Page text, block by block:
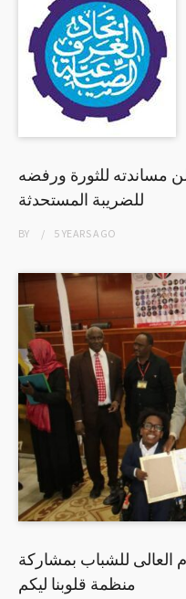
مساندته للثورة ورفضه
للضريبة المستحدثة
BY 5 YEARSAGO
العالى للشباب بمشاركة
منظمة قلوبنا ليكم